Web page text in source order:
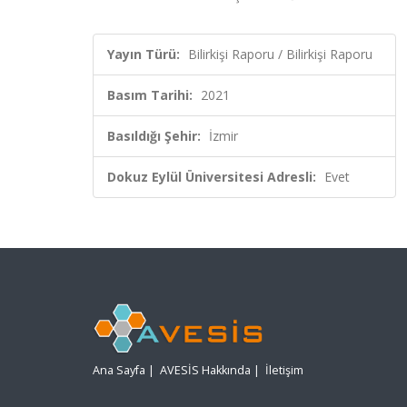
Yayın Türü: Bilirkişi Raporu / Bilirkişi Raporu
Basım Tarihi: 2021
Basıldığı Şehir: İzmir
Dokuz Eylül Üniversitesi Adresli: Evet
Ana Sayfa | AVESİS Hakkında | İletişim